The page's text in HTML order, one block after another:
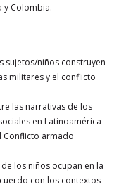
y Colombia.
sujetos/niños construyen
militares y el conflicto
las narrativas de los
en Latinoamérica
Conflicto armado
los niños ocupan en la
con los contextos